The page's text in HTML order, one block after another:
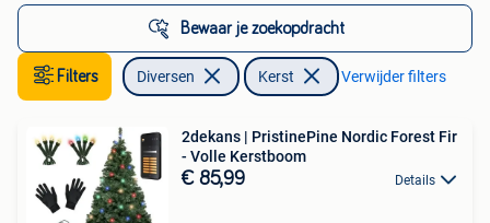
Bewaar je zoekopdracht
Filters Diversen Kerst Verwijder filters
2dekans | PristinePine Nordic Forest Fir
- Volle Kerstboom
€ 85,99 Details